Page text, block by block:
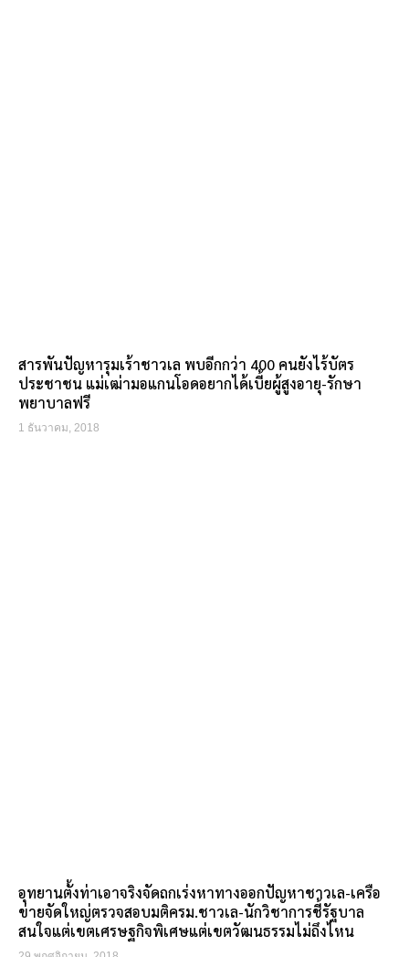
สารพันปัญหารุมเร้าชาวเล พบอีกกว่า 400 คนยังไร้บัตร
ประชาชน แม่เฒ่ามอแกนโอดอยากได้เบี้ยผู้สูงอายุ-รักษา
พยาบาลฟรี
1 ธันวาคม, 2018
อุทยานตั้งท่าเอาจริงจัดถกเร่งหาทางออกปัญหาชาวเล-เครือ
ข่ายจัดใหญ่ตรวจสอบมติครม.ชาวเล-นักวิชาการชี้รัฐบาล
สนใจแต่เขตเศรษฐกิจพิเศษแต่เขตวัฒนธรรมไม่ถึงไหน